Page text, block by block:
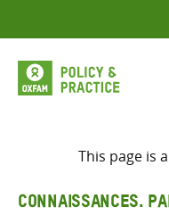
to
content
This page is
CONNAISSANCES.